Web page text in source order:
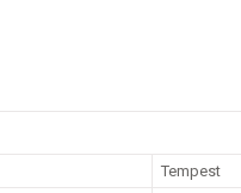
Tempest